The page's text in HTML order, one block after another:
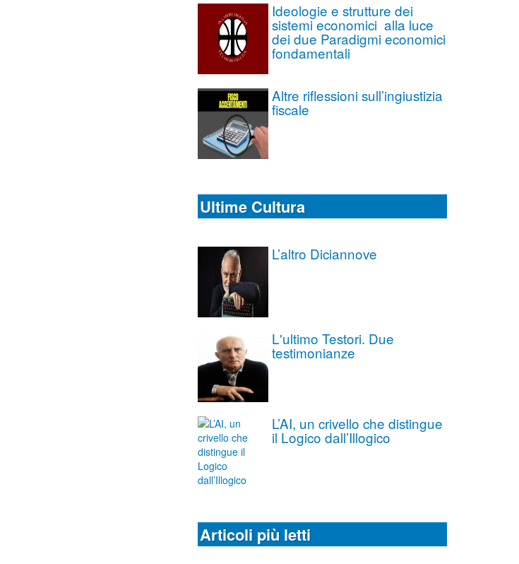
Ideologie e strutture dei
sistemi economici alla luce
dei due Paradigmi economici
fondamentali
Altre riflessioni sull’ingiustizia
fiscale
Ultime Cultura
L’altro Diciannove
L'ultimo Testori. Due
testimonianze
L’AI, un crivello che distingue
il Logico dall’Illogico
Articoli più letti